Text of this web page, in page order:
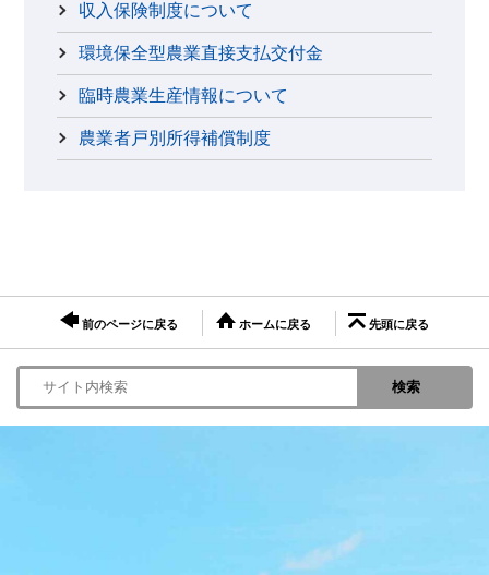
収入保険制度について
環境保全型農業直接支払交付金
臨時農業生産情報について
農業者戸別所得補償制度
前のページに戻る ホームに戻る 先頭に戻る